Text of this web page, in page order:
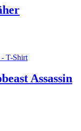
Assassin